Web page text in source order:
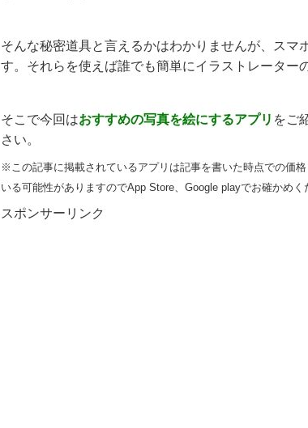
そんな秘密道具と言えるかはわかりませんが、ス
す。それらを使えば誰でも簡単にイラストレーター
そこで今回はおすすめの写真を絵にするアプリ をご
さい。
※この記事に掲載されているアプリは記事を書いた時点での価
いる可能性がありますのでApp Store、Google playでお確かめく
スポンサーリンク